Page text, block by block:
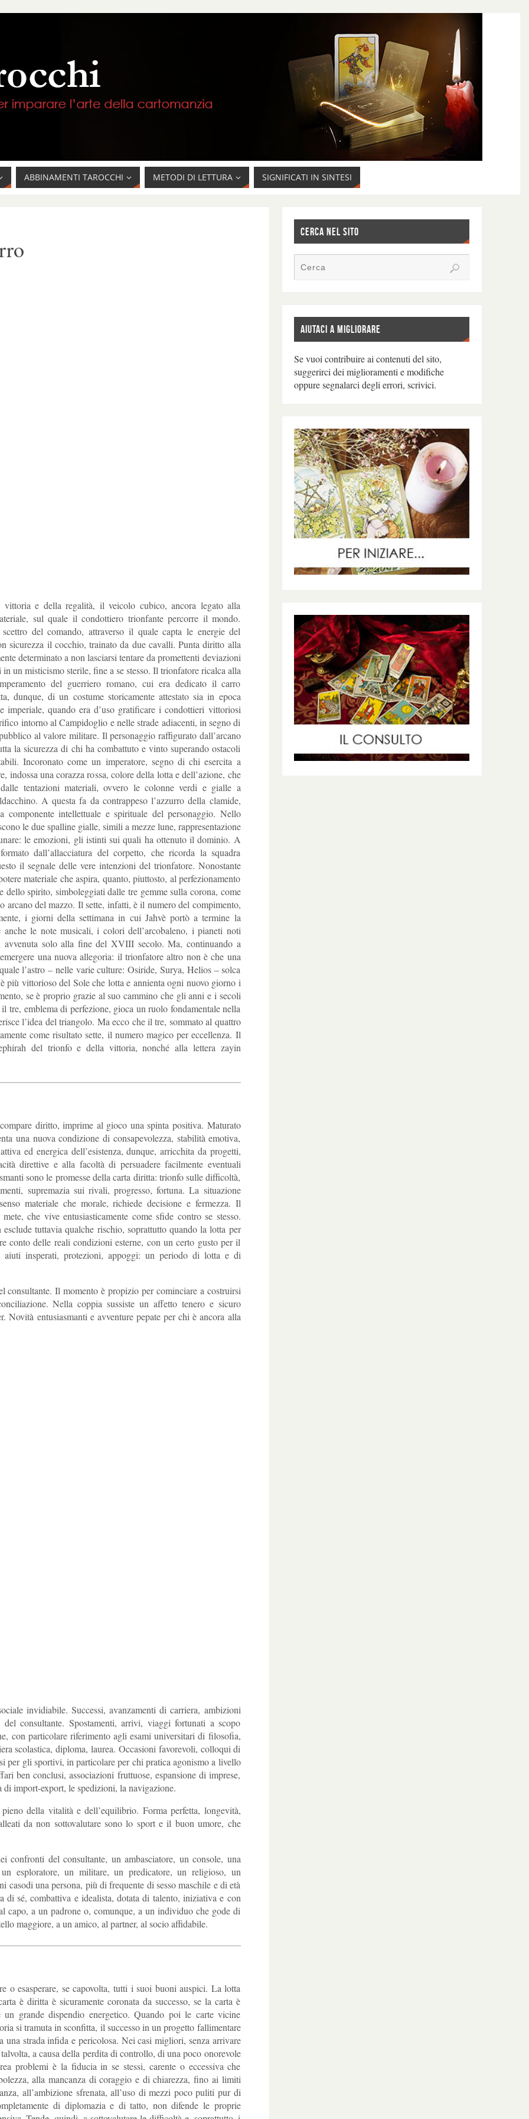
ABBINAMENTI TAROCCHI METODI DI LETTURA SIGNIFICATI IN SINTESI
e della regalità, il veicolo cubico, ancora legato alla
sul quale il condottiero trionfante percorre il mondo.
del comando, attraverso il quale capta le energie del
sicurezza il cocchio, trainato da due cavalli. Punta diritto alla
determinato a non lasciarsi tentare da promettenti deviazioni
in un misticismo sterile, fine a se stesso. Il trionfatore ricalca alla
del guerriero romano, cui era dedicato il carro
dunque, di un costume storicamente attestato sia in epoca
imperiale, quando era d’uso gratificare i condottieri vittoriosi
intorno al Campidoglio e nelle strade adiacenti, in segno di
al valore militare. Il personaggio raffigurato dall’arcano
la sicurezza di chi ha combattuto e vinto superando ostacoli
Incoronato come un imperatore, segno di chi esercita a
indossa una corazza rossa, colore della lotta e dell’azione, che
tentazioni materiali, ovvero le colonne verdi e gialle a
A questa fa da contrappeso l’azzurro della clamide,
componente intellettuale e spirituale del personaggio. Nello
le due spalline gialle, simili a mezze lune, rappresentazione
le emozioni, gli istinti sui quali ha ottenuto il dominio. A
dall’allacciatura del corpetto, che ricorda la squadra
il segnale delle vere intenzioni del trionfatore. Nonostante
materiale che aspira, quanto, piuttosto, al perfezionamento
dello spirito, simboleggiati dalle tre gemme sulla corona, come
arcano del mazzo. Il sette, infatti, è il numero del compimento,
i giorni della settimana in cui Jahvè portò a termine la
le note musicali, i colori dell’arcobaleno, i pianeti noti
avvenuta solo alla fine del XVIII secolo. Ma, continuando a
una nuova allegoria: il trionfatore altro non è che una
l’astro – nelle varie culture: Osiride, Surya, Helios – solca
vittorioso del Sole che lotta e annienta ogni nuovo giorno i
se è proprio grazie al suo cammino che gli anni e i secoli
tre, emblema di perfezione, gioca un ruolo fondamentale nella
l’idea del triangolo. Ma ecco che il tre, sommato al quattro
come risultato sette, il numero magico per eccellenza. Il
del trionfo e della vittoria, nonché alla lettera zayin
diritto, imprime al gioco una spinta positiva. Maturato
una nuova condizione di consapevolezza, stabilità emotiva,
ed energica dell’esistenza, dunque, arricchita da progetti,
direttive e alla facoltà di persuadere facilmente eventuali
sono le promesse della carta diritta: trionfo sulle difficoltà,
supremazia sui rivali, progresso, fortuna. La situazione
materiale che morale, richiede decisione e fermezza. Il
che vive entusiasticamente come sfide contro se stesso.
tuttavia qualche rischio, soprattutto quando la lotta per
conto delle reali condizioni esterne, con un certo gusto per il
aiuti insperati, protezioni, appoggi: un periodo di lotta e di
consultante. Il momento è propizio per cominciare a costruirsi
Nella coppia sussiste un affetto tenero e sicuro
Novità entusiasmanti e avventure pepate per chi è ancora alla
invidiabile. Successi, avanzamenti di carriera, ambizioni
consultante. Spostamenti, arrivi, viaggi fortunati a scopo
con particolare riferimento agli esami universitari di filosofia,
scolastica, diploma, laurea. Occasioni favorevoli, colloqui di
per gli sportivi, in particolare per chi pratica agonismo a livello
ben conclusi, associazioni fruttuose, espansione di imprese,
import-export, le spedizioni, la navigazione.
della vitalità e dell’equilibrio. Forma perfetta, longevità,
da non sottovalutare sono lo sport e il buon umore, che
confronti del consultante, un ambasciatore, un console, una
esploratore, un militare, un predicatore, un religioso, un
casodi una persona, più di frequente di sesso maschile e di età
di sé, combattiva e idealista, dotata di talento, iniziativa e con
capo, a un padrone o, comunque, a un individuo che gode di
maggiore, a un amico, al partner, al socio affidabile.
o esasperare, se capovolta, tutti i suoi buoni auspici. La lotta
è diritta è sicuramente coronata da successo, se la carta è
grande dispendio energetico. Quando poi le carte vicine
si tramuta in sconfitta, il successo in un progetto fallimentare
una strada infida e pericolosa. Nei casi migliori, senza arrivare
a causa della perdita di controllo, di una poco onorevole
problemi è la fiducia in se stessi, carente o eccessiva che
alla mancanza di coraggio e di chiarezza, fino ai limiti
all’ambizione sfrenata, all’uso di mezzi poco puliti pur di
di diplomazia e di tatto, non difende le proprie
CERCA NEL SITO
AIUTACI A MIGLIORARE
Se vuoi contribuire ai contenuti del sito,
suggerirci dei miglioramenti e modifiche
oppure segnalarci degli errori, scrivici.